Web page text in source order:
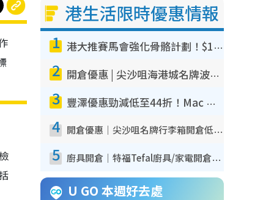
港生活限時優惠情報
1 港大推賽馬會強化骨骼計劃！$100骨質密度X光檢查 完成免費運動訓練送超市禮券！附參加資格
2 開倉優惠 | 尖沙咀海港城名牌波鞋開倉低至1折！On鞋$899起／Joy&Peace鞋履$98起
3 豐澤優惠勁減低至44折！Mac mini/iPhone17Pro大減價！廚房家電$220起
4 開倉優惠｜尖沙咀名牌行李箱開倉低至4折！一連5日 American Tourister/ace./Hallmark $200起！
5 廚具開倉｜特福Tefal廚具/家電開倉低至3折！$220起買平底鍋/炒鑊/湯煲！電飯煲/吸塵機/燙斗$418起
U GO 本週好去處